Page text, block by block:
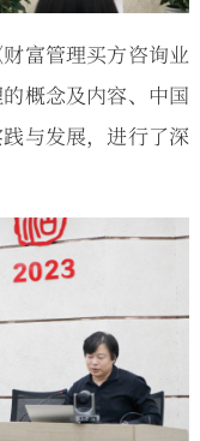
富管理买方咨询业
概念及内容、中国
与发展，进行了深